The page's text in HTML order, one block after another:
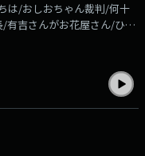
を送ってください。佐藤栞
す。メールの件名は「ケニ
は/おしおちゃん裁判/何十
有吉さんがお花屋さん/ひろ
なら過去回もお聴きいた
c8524951-7dc4-4ad1-
、ふつおたを募集していま
想は、#さとしおANNPでお
」を送ってください。佐
食べます。メールの件名は